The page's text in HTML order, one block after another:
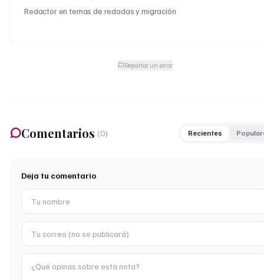
Redactor en temas de redadas y migración
Reportar un error
Comentarios (0) Recientes
Deja tu comentario